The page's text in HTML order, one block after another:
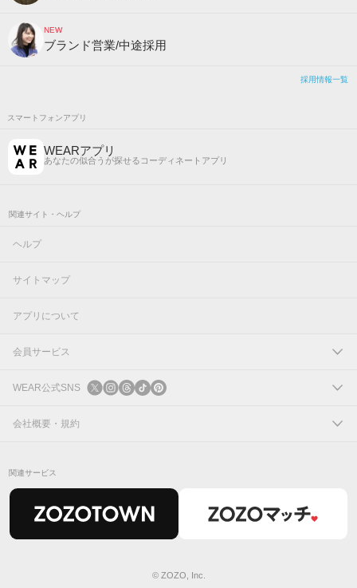
NEW
ブランド営業/中途採用
採用情報一覧
スマートフォンアプリ
WEARアプリ
あなたの似合うが探せるコーディネートアプリ
関連サイト・ヘルプ
ヘルプ
サイトマップ
アプリについて
会員サービス
ログイン
新規会員登録
WEAR公式SNS
X
会社概要・規約
関連サービス
© ZOZO, Inc.